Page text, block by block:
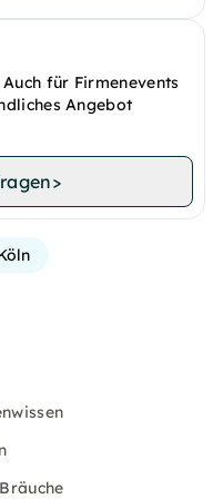
für Firmenevents
Angebot
>